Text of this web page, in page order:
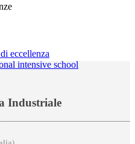
Industriale